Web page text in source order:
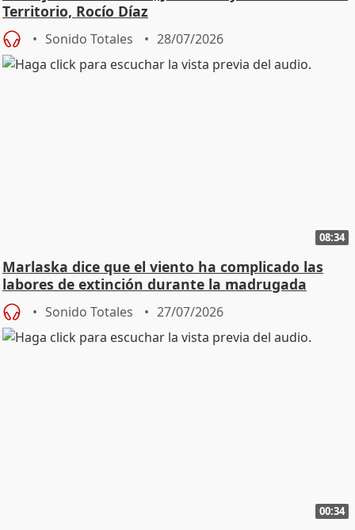
Territorio, Rocío Díaz
Sonido Totales 28/07/2026
08:34
Marlaska dice que el viento ha complicado las
labores de extinción durante la madrugada
Sonido Totales 27/07/2026
00:34